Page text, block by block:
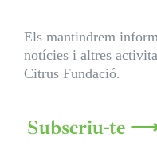
Els mantindrem
notícies i altres
Citrus Fundació.
Subscriu-te